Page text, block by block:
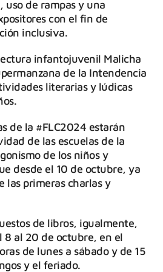
uso de rampas y una
con el fin de
inclusiva.
infantojuvenil Malicha
de la Intendencia
literarias y lúdicas
de la #FLC2024 estarán
de las escuelas de la
de los niños y
desde el 10 de octubre, ya
las primeras charlas y
de libros, igualmente,
8 al 20 de octubre, en el
de lunes a sábado y de 15
y el feriado.